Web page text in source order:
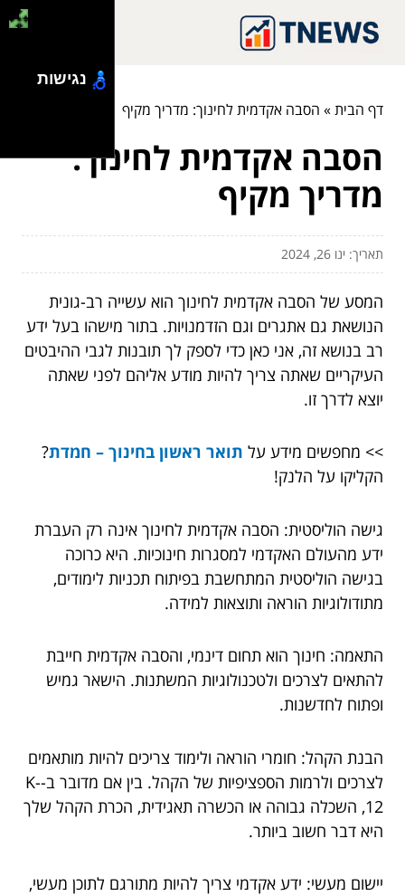
דף הבית» הסבה אקדמית לחינוך: מדריך מקיף
הסבה אקדמית לחינוך:
מדריך מקיף
תאריך: ינו 26, 2024
המסע של הסבה אקדמית לחינוך הוא עשייה רב-גונית
הנושאת גם אתגרים וגם הזדמנויות. בתור מישהו בעל ידע
רב בנושא זה, אני כאן כדי לספק לך תובנות לגבי ההיבטים
העיקריים שאתה צריך להיות מודע אליהם לפני שאתה
יוצא לדרך זו.
>> מחפשים מידע על תואר ראשון בחינוך – חמדת?
הקליקו על הלנק!
גישה הוליסטית: הסבה אקדמית לחינוך אינה רק העברת
ידע מהעולם האקדמי למסגרות חינוכיות. היא כרוכה
בגישה הוליסטית המתחשבת בפיתוח תכניות לימודים,
מתודולוגיות הוראה ותוצאות למידה.
התאמה: חינוך הוא תחום דינמי, והסבה אקדמית חייבת
להתאים לצרכים ולטכנולוגיות המשתנות. הישאר גמיש
ופתוח לחדשנות.
הבנת הקהל: חומרי הוראה ולימוד צריכים להיות מותאמים
לצרכים ולרמות הספציפיות של הקהל. בין אם מדובר ב-K-
12, השכלה גבוהה או הכשרה תאגידית, הכרת הקהל שלך
היא דבר חשוב ביותר.
יישום מעשי: ידע אקדמי צריך להיות מתורגם לתוכן מעשי,
נגישות